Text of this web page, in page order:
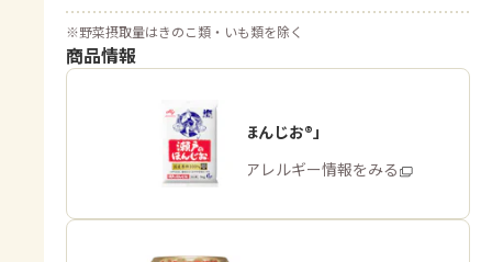
※野菜摂取量はきのこ類・いも類を除く
商品情報
「瀬戸のほんじお®」
商品・アレルギー情報をみる